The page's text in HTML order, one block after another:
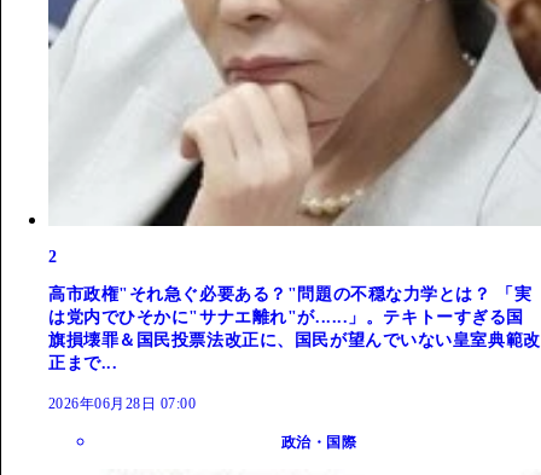
2
高市政権"それ急ぐ必要ある？"問題の不穏な力学とは？ 「実
は党内でひそかに"サナエ離れ"が......」。テキトーすぎる国
旗損壊罪＆国民投票法改正に、国民が望んでいない皇室典範改
正まで...
2026年06月28日 07:00
政治・国際